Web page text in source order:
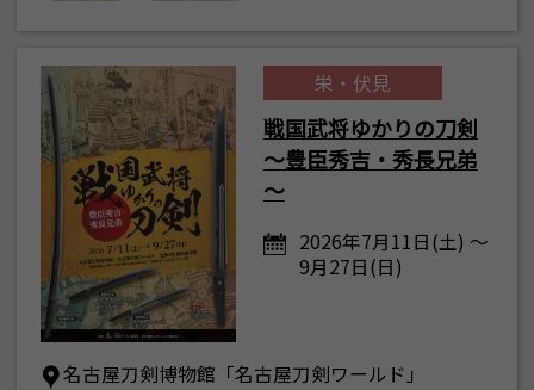
栄・伏見
戦国武将ゆかりの刀剣
～豊臣秀吉・秀長兄弟
～
2026年7月11日(土) ～
9月27日(日)
名古屋刀剣博物館「名古屋刀剣ワールド」